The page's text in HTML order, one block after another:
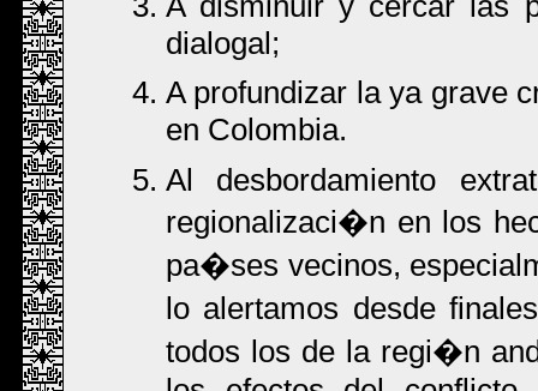
dialogal;
A profundizar la ya grave
en Colombia.
Al desbordamiento
regionalizaci�n en los
pa�ses vecinos,
lo alertamos desde
todos los de la regi�n